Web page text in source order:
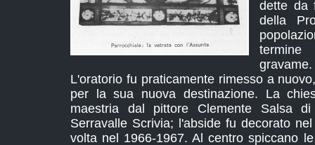
dette da
della
gravame.
L'oratorio fu praticamente rimesso a
per la sua nuova destinazione. La
maestria dal pittore Clemente Salsa
Serravalle Scrivia; l'abside fu decorato
volta nel 1966-1967. Al centro spiccano